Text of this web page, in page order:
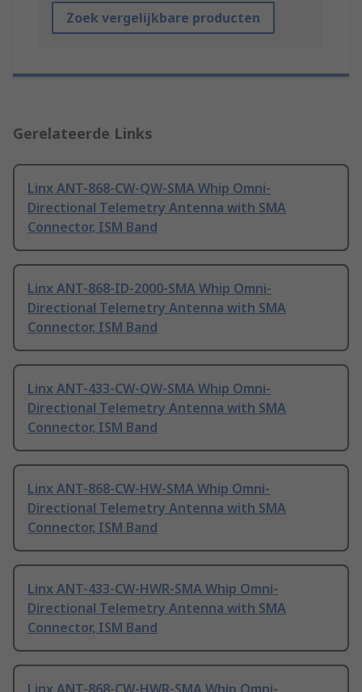
Zoek vergelijkbare producten
Gerelateerde Links
Linx ANT-868-CW-QW-SMA Whip Omni-
Directional Telemetry Antenna with SMA
Connector, ISM Band
Linx ANT-868-ID-2000-SMA Whip Omni-
Directional Telemetry Antenna with SMA
Connector, ISM Band
Linx ANT-433-CW-QW-SMA Whip Omni-
Directional Telemetry Antenna with SMA
Connector, ISM Band
Linx ANT-868-CW-HW-SMA Whip Omni-
Directional Telemetry Antenna with SMA
Connector, ISM Band
Linx ANT-433-CW-HWR-SMA Whip Omni-
Directional Telemetry Antenna with SMA
Connector, ISM Band